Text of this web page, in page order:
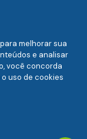
Paulista) -
SP
e.net) |
melhorar sua
e analisar
você concorda
uso de cookies